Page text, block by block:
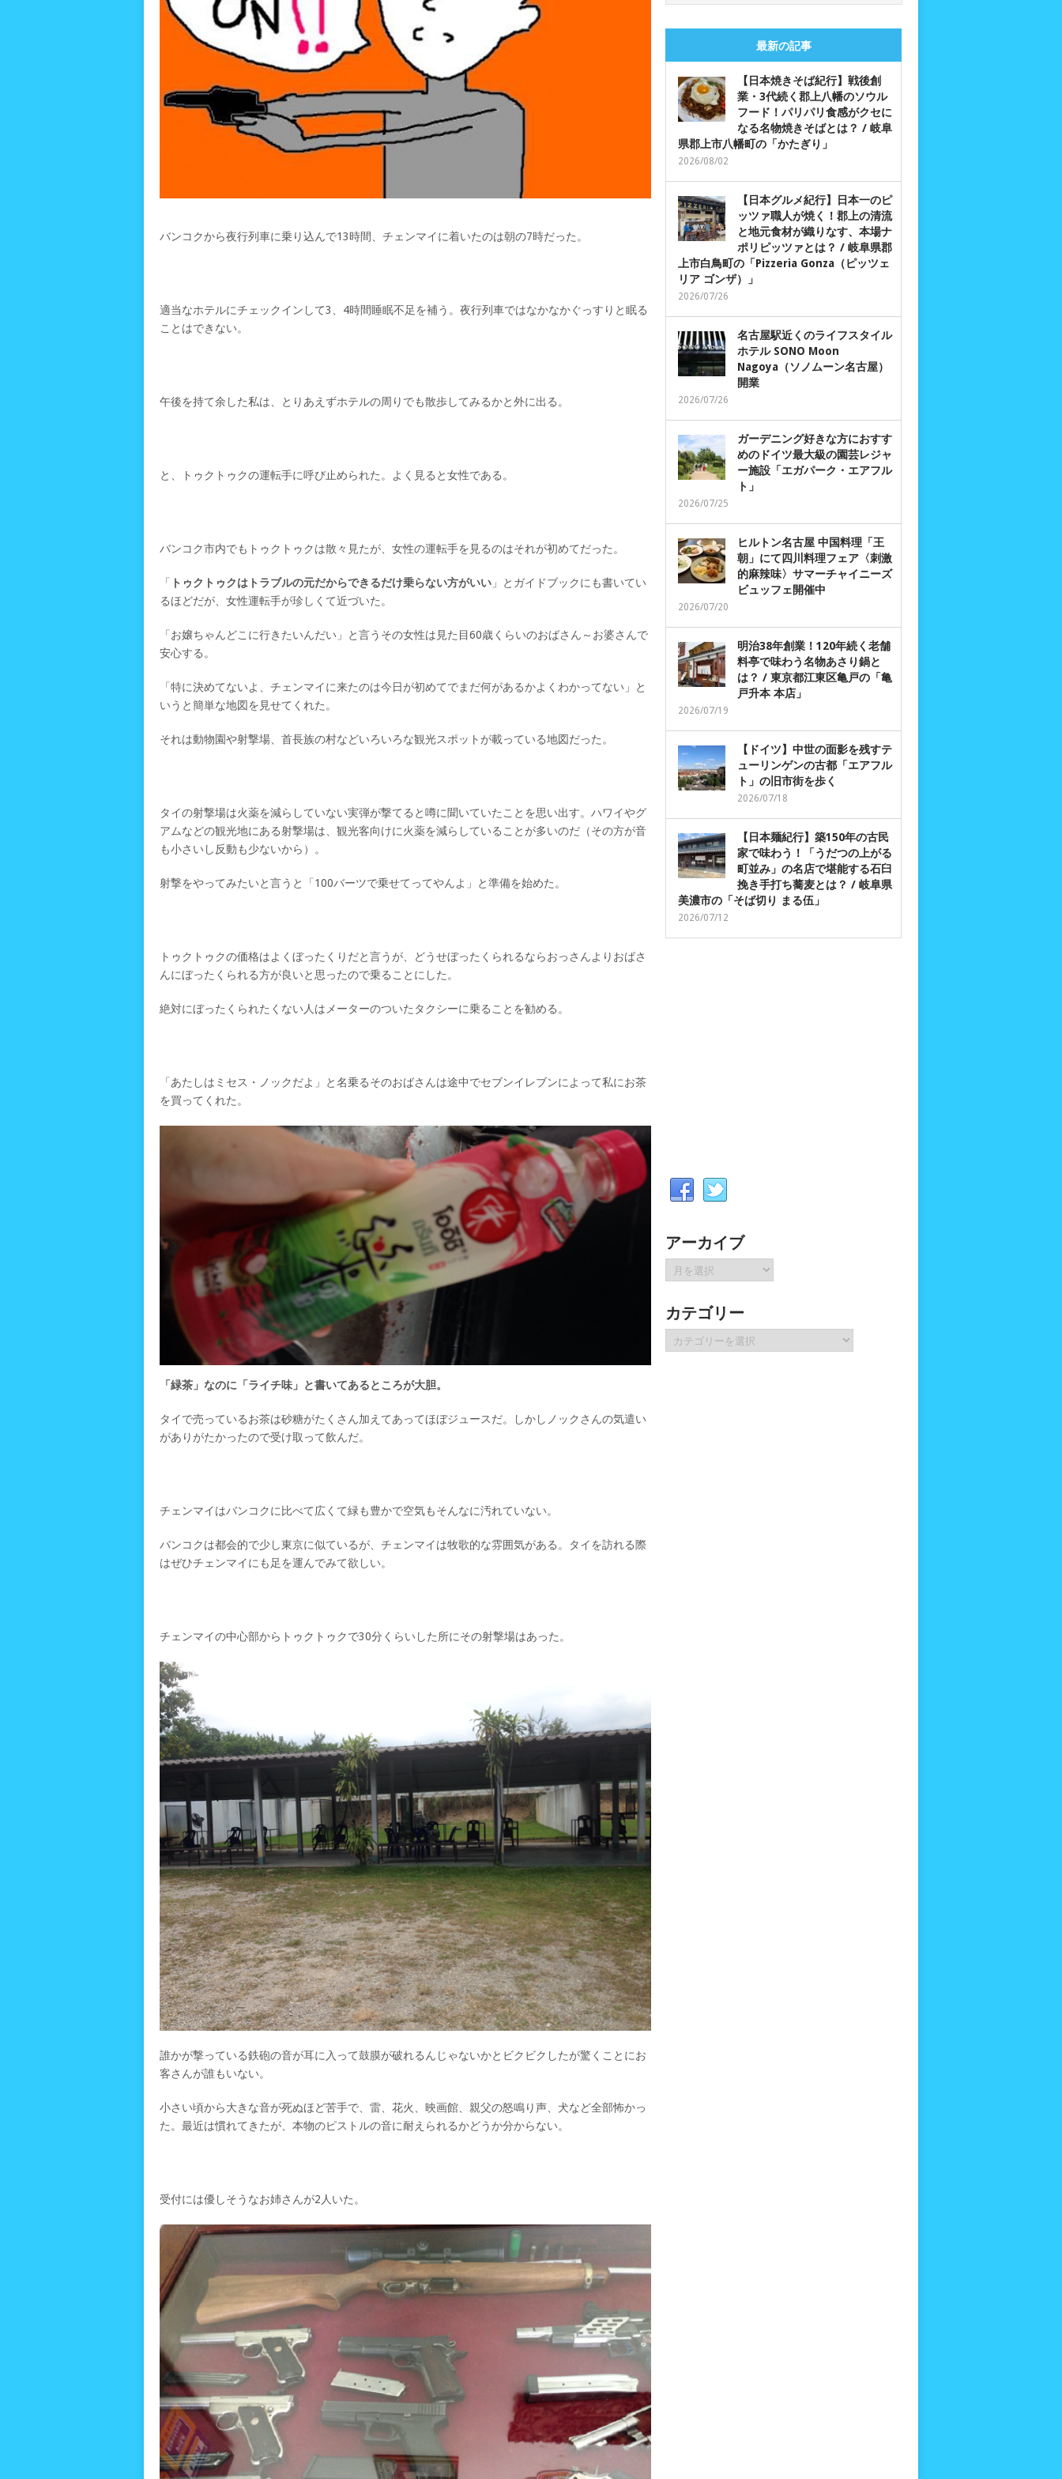
バンコクから夜行列車に乗り込んで13時間、チェンマイに着いたのは朝の7時だった。
適当なホテルにチェックインして3、4時間睡眠不足を補う。夜行列車ではなかなかぐっすりと眠る
ことはできない。
午後を持て余した私は、とりあえずホテルの周りでも散歩してみるかと外に出る。
と、トゥクトゥクの運転手に呼び止められた。よく見ると女性である。
バンコク市内でもトゥクトゥクは散々見たが、女性の運転手を見るのはそれが初めてだった。
「 トゥクトゥクはトラブルの元だからできるだけ乗らない方がいい 」とガイドブックにも書いてい
るほどだが、女性運転手が珍しくて近づいた。
「お嬢ちゃんどこに行きたいんだい」と言うその女性は見た目60歳くらいのおばさん～お婆さんで
安心する。
「特に決めてないよ、チェンマイに来たのは今日が初めてでまだ何があるかよくわかってない」と
いうと簡単な地図を見せてくれた。
それは動物園や射撃場、首長族の村などいろいろな観光スポットが載っている地図だった。
タイの射撃場は火薬を減らしていない実弾が撃てると噂に聞いていたことを思い出す。ハワイやグ
アムなどの観光地にある射撃場は、観光客向けに火薬を減らしていることが多いのだ（その方が音
も小さいし反動も少ないから）。
射撃をやってみたいと言うと「100バーツで乗せてってやんよ」と準備を始めた。
トゥクトゥクの価格はよくぼったくりだと言うが、どうせぼったくられるならおっさんよりおばさ
んにぼったくられる方が良いと思ったので乗ることにした。
絶対にぼったくられたくない人はメーターのついたタクシーに乗ることを勧める。
「あたしはミセス・ノックだよ」と名乗るそのおばさんは途中でセブンイレブンによって私にお茶
を買ってくれた。
「緑茶」なのに「ライチ味」と書いてあるところが大胆。
タイで売っているお茶は砂糖がたくさん加えてあってほぼジュースだ。しかしノックさんの気遣い
がありがたかったので受け取って飲んだ。
チェンマイはバンコクに比べて広くて緑も豊かで空気もそんなに汚れていない。
バンコクは都会的で少し東京に似ているが、チェンマイは牧歌的な雰囲気がある。タイを訪れる際
はぜひチェンマイにも足を運んでみて欲しい。
チェンマイの中心部からトゥクトゥクで30分くらいした所にその射撃場はあった。
誰かが撃っている鉄砲の音が耳に入って鼓膜が破れるんじゃないかとビクビクしたが驚くことにお
客さんが誰もいない。
小さい頃から大きな音が死ぬほど苦手で、雷、花火、映画館、親父の怒鳴り声、犬など全部怖かっ
た。最近は慣れてきたが、本物のピストルの音に耐えられるかどうか分からない。
受付には優しそうなお姉さんが2人いた。
最新の記事
【日本焼きそば紀行】戦後創
業・3代続く郡上八幡のソウル
フード！パリパリ食感がクセに
なる名物焼きそばとは？ / 岐阜
県郡上市八幡町の「かたぎり」
2026/08/02
【日本グルメ紀行】日本一のピ
ッツァ職人が焼く！郡上の清流
と地元食材が織りなす、本場ナ
ポリピッツァとは？ / 岐阜県郡
上市白鳥町の「Pizzeria Gonza（ピッツェ
リア ゴンザ）」
2026/07/26
名古屋駅近くのライフスタイル
ホテル SONO Moon
Nagoya（ソノムーン名古屋）
開業
2026/07/26
ガーデニング好きな方におすす
めのドイツ最大級の園芸レジャ
ー施設「エガパーク・エアフル
ト」
2026/07/25
ヒルトン名古屋 中国料理「王
朝」にて四川料理フェア〈刺激
的麻辣味〉サマーチャイニーズ
ビュッフェ開催中
2026/07/20
明治38年創業！120年続く老舗
料亭で味わう名物あさり鍋と
は？ / 東京都江東区亀戸の「亀
戸升本 本店」
2026/07/19
【ドイツ】中世の面影を残すテ
ューリンゲンの古都「エアフル
ト」の旧市街を歩く
2026/07/18
【日本麺紀行】築150年の古民
家で味わう！「うだつの上がる
町並み」の名店で堪能する石臼
挽き手打ち蕎麦とは？ / 岐阜県
美濃市の「そば切り まる伍」
2026/07/12
アーカイブ
ア
ー
イ
ブ
カテゴリー
テ